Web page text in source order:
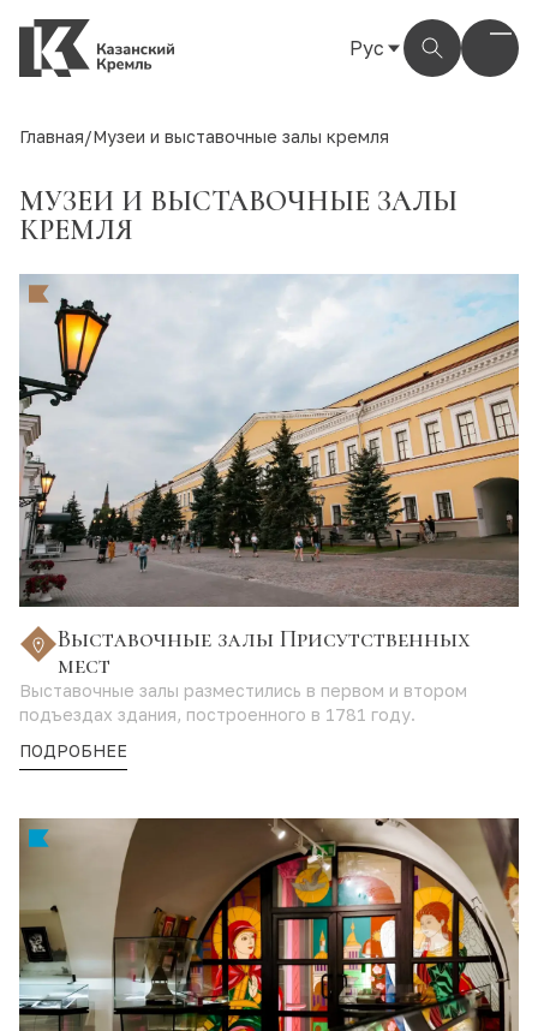
Рус
Тат
Главная/Музеи и выставочные залы кремля
МУЗЕИ И ВЫСТАВОЧНЫЕ ЗАЛЫ
КРЕМЛЯ
Выставочные залы Присутственных
мест
Выставочные залы разместились в первом и втором
подъездах здания, построенного в 1781 году.
ПОДРОБНЕЕ